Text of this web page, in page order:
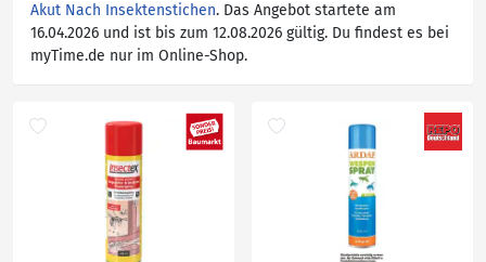
Akut Nach Insektenstichen. Das Angebot startete am
16.04.2026 und ist bis zum 12.08.2026 gültig. Du findest es bei
myTime.de nur im Online-Shop.